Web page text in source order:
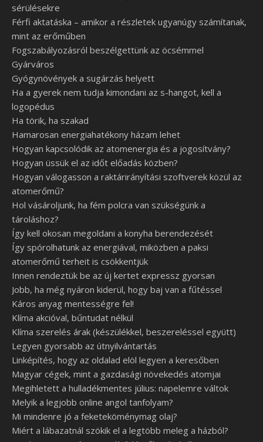
sérülésekre
Férfi aktatáska – amikor a részletek ugyanúgy számítanak,
mint az erőműben
Fogszabályozásról beszélgettünk az öcsémmel
Gyárváros
Gyógynövények a sugárzás helyett
Ha a gyerek nem tudja kimondani az s-hangot, kell a
logopédus
Ha törik, ha szakad
Hamarosan energiahatékony házam lehet
Hogyan kapcsolódik az atomenergia és a jogosítvány?
Hogyan üssük el az időt előadás közben?
Hogyan válogasson a raktárirányítási szoftverek közül az
atomerőmű?
Hol vásároljunk, ha fém polcra van szükségünk a
tároláshoz?
Így kell okosan megoldani a konyha berendezését
Így spórolhatunk az energiával, miközben a paksi
atomerőmű terheit is csökkentjük
Innen rendeztük be az új kertet expressz gyorsan
Jobb, ha még nyáron kiderül, hogy baj van a fűtéssel
Káros anyag mentességre fel!
Klíma akcióval, bűntudat nélkül
Klíma szerelés árak (készülékkel, beszereléssel együtt)
Legyen gyorsabb az útnyilvántartás
Linképítés, hogy az oldalad elöl legyen a keresőben
Magyar cégek, mint a gazdasági növekedés atomjai
Megihletett a hulladékmentes július: napelemre váltok
Melyik a legjobb online angol tanfolyam?
Mi mindenre jó a feketeköménymag olaj?
Miért a lábazatnál szökik el a legtöbb meleg a házból?